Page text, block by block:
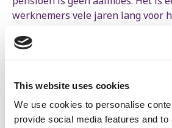
This website uses cookies
We use cookies to personalise
provide social media features and
werknemers vele jaren lang voor
vrijheid mét een menswaardig
van intense arbeid. Dat is perfect
Landen als Frankrijk, Oostenrijk,
investeren aanzienlijk meer in de
pensioenen en tonen dat het